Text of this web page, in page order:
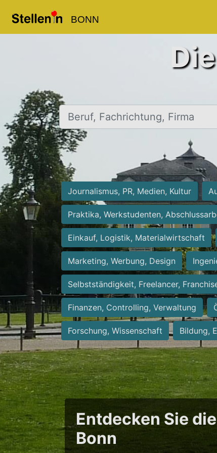
BONN
Beruf, Fachrichtung, Firma
Journalismus, PR, Medien, Kultur
Praktika, Werkstudenten,
Einkauf, Logistik, Materialwirtschaft
Marketing, Werbung, Design
Selbstständigkeit, Freelancer,
Finanzen, Controlling, Verwaltung
Forschung, Wissenschaft Bildung,
Entdecken Sie
Bonn